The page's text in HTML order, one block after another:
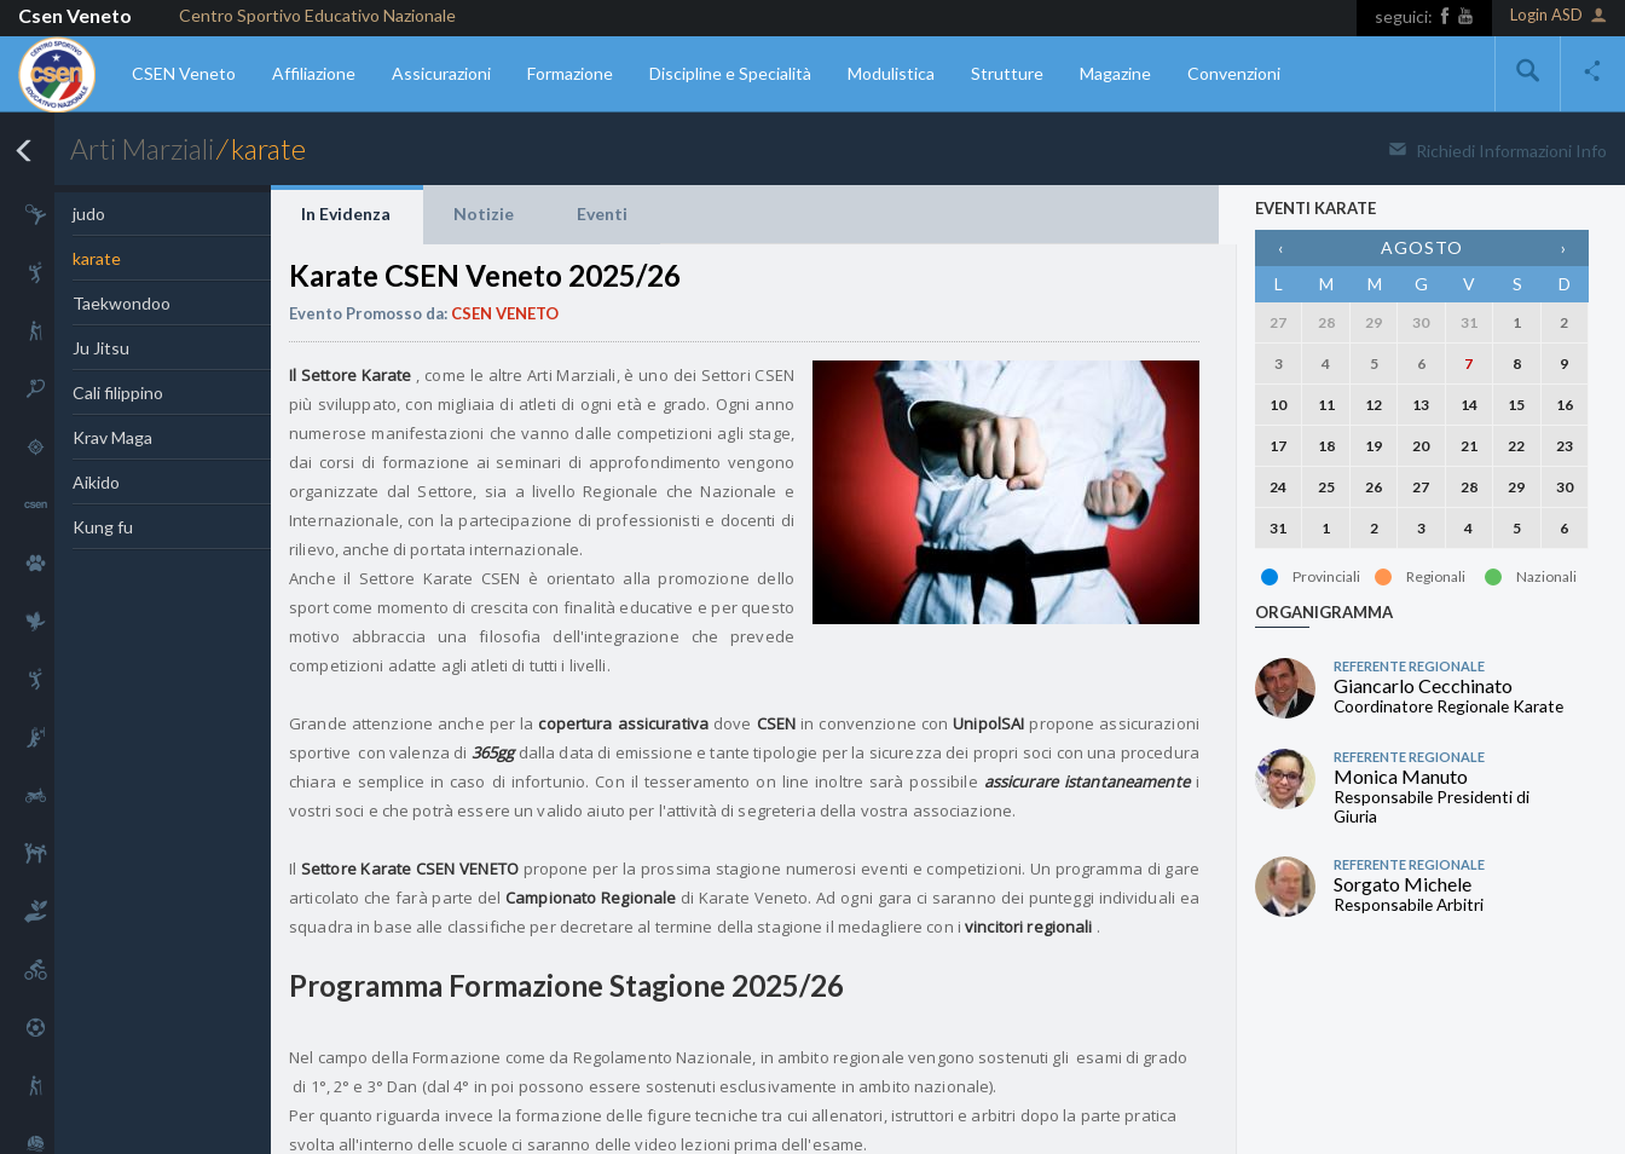
Csen Veneto Centro Sportivo Educativo Nazionale Login ASD
seguici:
CSEN Veneto Affiliazione Assicurazioni Formazione Discipline e Specialità Modulistica Strutture Magazine Convenzioni
Arti Marziali⁄ karate Richiedi Informazioni Info
Ginnastica
Handball
Nordic walking
Tennis
Tiro
Comunicazioni
judo
karate
Taekwondoo
Ju Jitsu
Cali filippino
Krav Maga
Aikido
Kung fu
In Evidenza Notizie Eventi
Karate CSEN Veneto 2025/26
Evento Promosso da: CSEN VENETO
Il Settore Karate , come le altre Arti Marziali, è uno dei Settori CSEN
più sviluppato, con migliaia di atleti di ogni età e grado. Ogni anno
numerose manifestazioni che vanno dalle competizioni agli stage,
dai corsi di formazione ai seminari di approfondimento vengono
organizzate dal Settore, sia a livello Regionale che Nazionale e
Internazionale, con la partecipazione di professionisti e docenti di
rilievo, anche di portata internazionale.
Anche il Settore Karate CSEN è orientato alla promozione dello
sport come momento di crescita con finalità educative e per questo
motivo abbraccia una filosofia dell'integrazione che prevede
competizioni adatte agli atleti di tutti i livelli.
Grande attenzione anche per la copertura assicurativa dove CSEN in convenzione conUnipolSAI propone assicurazioni
sportive con valenza di 365ggdalla data di emissione e tante tipologie per la sicurezza dei propri soci con una procedura
chiara e semplice in caso di infortunio. Con il tesseramento on line inoltre sarà possibile assicurare istantaneamentei
vostri soci e che potrà essere un valido aiuto per l'attività di segreteria della vostra associazione.
Il Settore Karate CSEN VENETOpropone per la prossima stagione numerosi eventi e competizioni. Un programma di gare
articolato che farà parte del Campionato Regionale di Karate Veneto.Ad ogni gara ci saranno dei punteggi individuali ea
squadra in base alle classifiche per decretare al termine della stagione il medagliere con ivincitori regionali .
Programma Formazione Stagione 2025/26
Nel campo della Formazione come da Regolamento Nazionale, in ambito regionale vengono sostenuti gli esami di grado
di 1°, 2° e 3° Dan (dal 4° in poi possono essere sostenuti esclusivamente in ambito nazionale).
Per quanto riguarda invece la formazione delle figure tecniche tra cui allenatori, istruttori e arbitri dopo la parte pratica
svolta all'interno delle scuole ci saranno delle video lezioni prima dell'esame.
EVENTI KARATE
‹ AGOSTO
›
L
M M G V S D
27 28 29 30 31 1 2
3 4 5 6 7 8 9
10 11 12 13 14 15 16
17 18 19 20 21 22 23
24 25 26 27 28 29 30
31 1 2 3 4 5 6
Provinciali Regionali Nazionali
ORGANIGRAMMA
REFERENTE REGIONALE
Giancarlo Cecchinato
Coordinatore Regionale Karate
REFERENTE REGIONALE
Monica Manuto
Responsabile Presidenti di
Giuria
REFERENTE REGIONALE
Sorgato Michele
Responsabile Arbitri